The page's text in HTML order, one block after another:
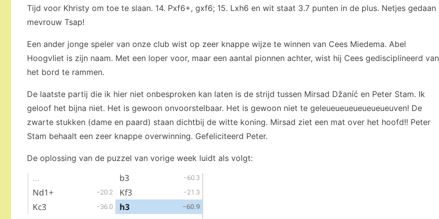
Tijd voor Khristy om toe te slaan. 14. Pxf6+, gxf6; 15. Lxh6 en wit staat 3.7 punten in de plus. Netjes gedaan
mevrouw Tsap!
Een ander jonge speler van onze club wist op zeer knappe wijze te winnen van Cees Miedema. Abel
Hoogvliet is zijn naam. Met een loper voor, maar een aantal pionnen achter, wist hij Cees gedisciplineerd van
het bord te rammen.
De laatste partij die ik hier niet onbesproken kan laten is de strijd tussen Mirsad Džaníć en Peter Stam. Ik
geloof het bijna niet. Het is gewoon onvoorstelbaar. Het is gewoon niet te geleueueueueueueueuven! De
zwarte stukken (dame en paard) staan dichtbij de witte koning. Mirsad ziet een mat over het hoofd!! Peter
Stam behaalt een zeer knappe overwinning. Gefeliciteerd Peter.
De oplossing van de puzzel van vorige week luidt als volgt: